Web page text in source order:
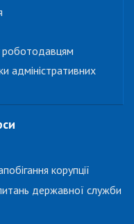
роботодавцям
адміністративних
корупції
державної служби